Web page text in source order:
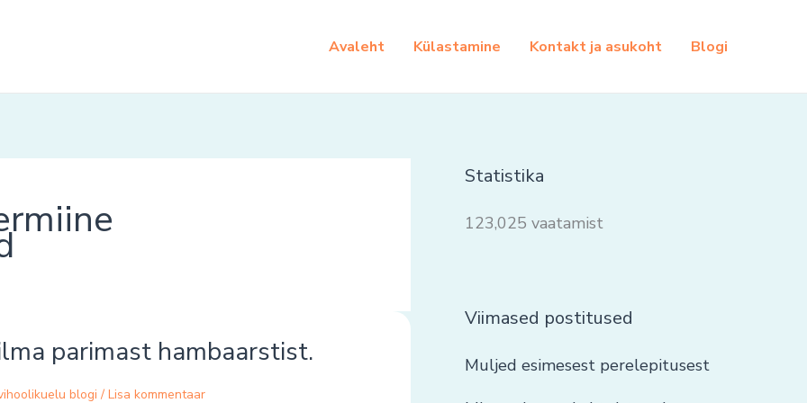
Avaleht Külastamine Kontakt ja asukoht Blogi
parimast hambaarstist.
blogi / Lisa kommentaar
Statistika
123,025 vaatamist
Viimased postitused
Muljed esimesest perelepitusest